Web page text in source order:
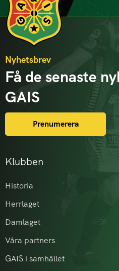
Klubben
Historia
Herrlaget
Damlaget
Våra partners
GAIS i samhället
Nyhetsbrev
Få de senaste
GAIS
Prenumerera